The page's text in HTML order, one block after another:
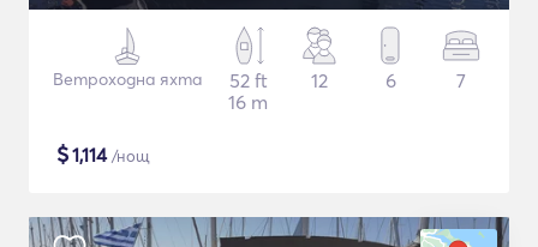
Ветроходна яхта
52 ft
16 m
12 6 7
$1,114/нощ